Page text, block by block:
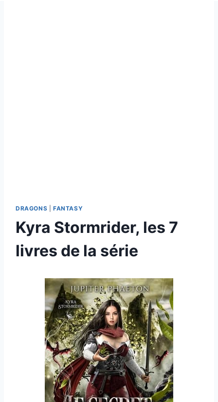
DRAGONS FANTASY
Kyra Stormrider, les 7
livres de la série